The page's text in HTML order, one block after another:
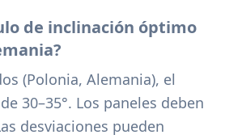
de inclinación óptimo
(Polonia, Alemania), el
30–35°. Los paneles deben
desviaciones pueden